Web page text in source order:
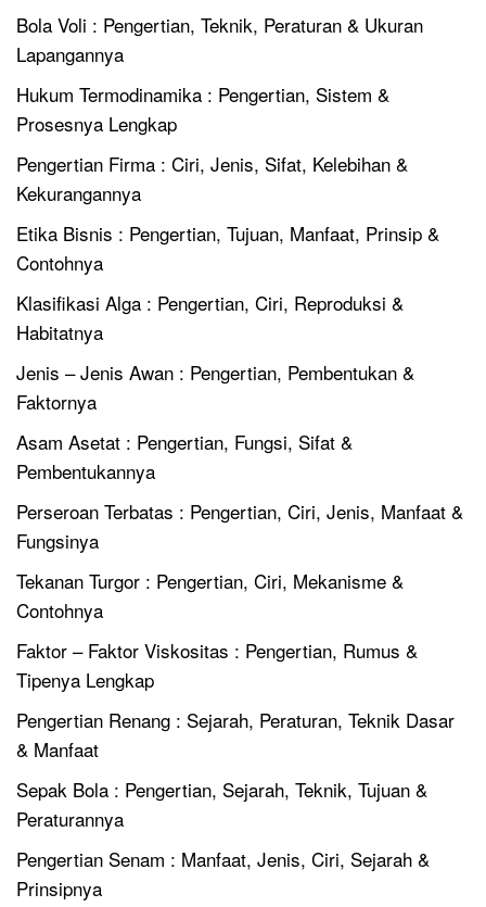
Bola Voli : Pengertian, Teknik, Peraturan & Ukuran
Lapangannya
Hukum Termodinamika : Pengertian, Sistem &
Prosesnya Lengkap
Pengertian Firma : Ciri, Jenis, Sifat, Kelebihan &
Kekurangannya
Etika Bisnis : Pengertian, Tujuan, Manfaat, Prinsip &
Contohnya
Klasifikasi Alga : Pengertian, Ciri, Reproduksi &
Habitatnya
Jenis – Jenis Awan : Pengertian, Pembentukan &
Faktornya
Asam Asetat : Pengertian, Fungsi, Sifat &
Pembentukannya
Perseroan Terbatas : Pengertian, Ciri, Jenis, Manfaat &
Fungsinya
Tekanan Turgor : Pengertian, Ciri, Mekanisme &
Contohnya
Faktor – Faktor Viskositas : Pengertian, Rumus &
Tipenya Lengkap
Pengertian Renang : Sejarah, Peraturan, Teknik Dasar
& Manfaat
Sepak Bola : Pengertian, Sejarah, Teknik, Tujuan &
Peraturannya
Pengertian Senam : Manfaat, Jenis, Ciri, Sejarah &
Prinsipnya